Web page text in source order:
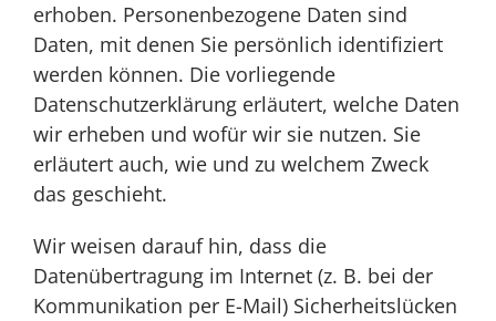
erhoben. Personenbezogene Daten sind
Daten, mit denen Sie persönlich identifiziert
werden können. Die vorliegende
Datenschutzerklärung erläutert, welche Daten
wir erheben und wofür wir sie nutzen. Sie
erläutert auch, wie und zu welchem Zweck
das geschieht.
Wir weisen darauf hin, dass die
Datenübertragung im Internet (z. B. bei der
Kommunikation per E-Mail) Sicherheitslücken